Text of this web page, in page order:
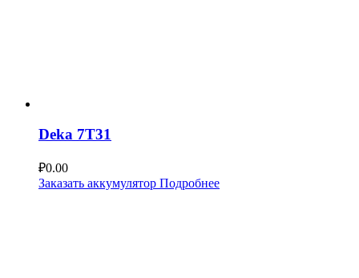
Deka 7T31
₽0.00
Заказать аккумулятор Подробнее